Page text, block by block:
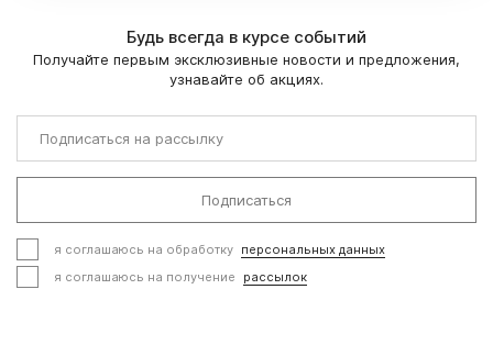
Будь всегда в курсе событий
Получайте первым эксклюзивные новости и предложения,
узнавайте об акциях.
Подписаться
я соглашаюсь на обработку персональных данных
я соглашаюсь на получение
рассылок